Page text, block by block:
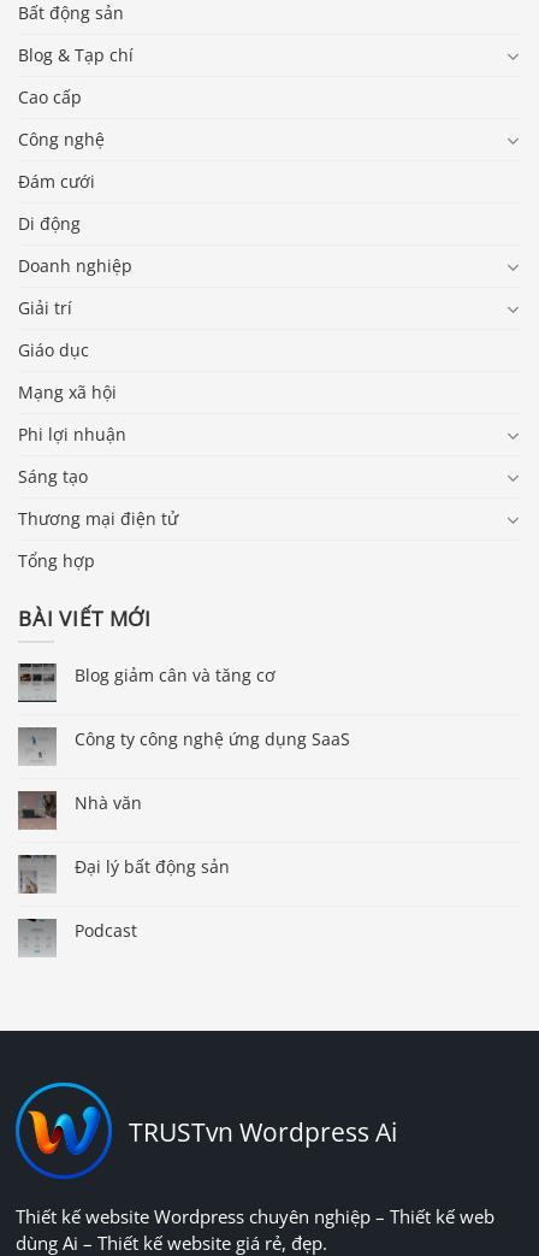
Bất động sản
Blog & Tạp chí
Cao cấp
Công nghệ
Đám cưới
Di động
Doanh nghiệp
Giải trí
Giáo dục
Mạng xã hội
Phi lợi nhuận
Sáng tạo
Thương mại điện tử
Tổng hợp
BÀI VIẾT MỚI
Blog giảm cân và tăng cơ
Công ty công nghệ ứng dụng SaaS
Nhà văn
Đại lý bất động sản
Podcast
TRUSTvn Wordpress Ai
Thiết kế website Wordpress chuyên nghiệp – Thiết kế web
dùng Ai – Thiết kế website giá rẻ, đẹp.